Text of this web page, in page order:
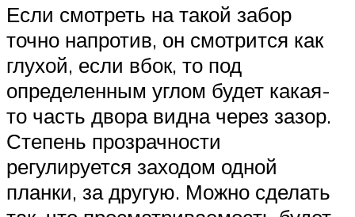
Если смотреть на такой забор
точно напротив, он смотрится как
глухой, если вбок, то под
определенным углом будет какая-
то часть двора видна через зазор.
Степень прозрачности
регулируется заходом одной
планки, за другую. Можно сделать